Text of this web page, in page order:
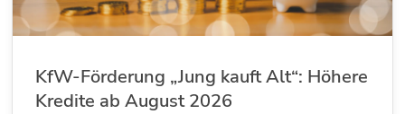
KfW-Förderung „Jung kauft Alt“: Höhere
Kredite ab August 2026